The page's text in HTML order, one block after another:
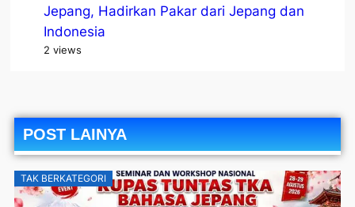
Jepang, Hadirkan Pakar dari Jepang dan
Indonesia
2 views
POST LAINYA
TAK BERKATEGORI